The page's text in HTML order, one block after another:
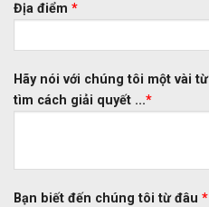
Địa điểm *
Hãy nói với chúng tôi một vài
tìm cách giải quyết ...*
Bạn biết đến chúng tôi từ đâu *